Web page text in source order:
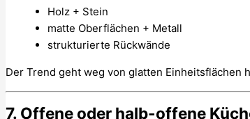
Holz + Stein
matte Oberflächen + Metall
strukturierte Rückwände
Der Trend geht weg von glatten Einheitsflächen
7. Offene oder halb-offene